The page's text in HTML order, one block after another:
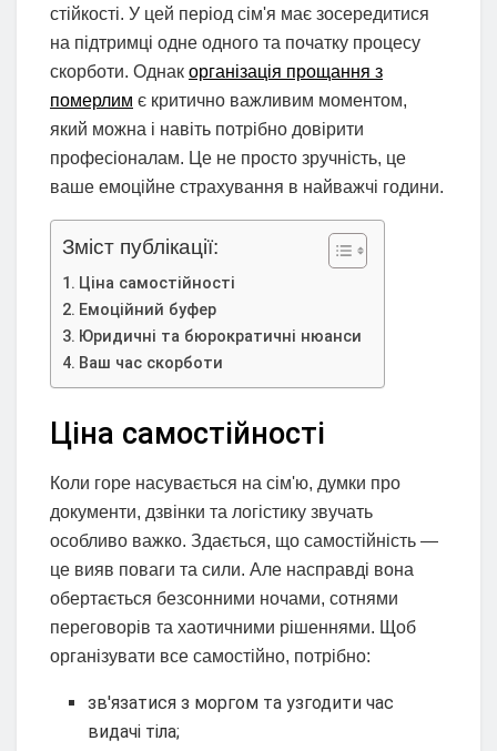
стійкості. У цей період сім'я має зосередитися
на підтримці одне одного та початку процесу
скорботи. Однак організація прощання з
померлим є критично важливим моментом,
який можна і навіть потрібно довірити
професіоналам. Це не просто зручність, це
ваше емоційне страхування в найважчі години.
Зміст публікації:
Ціна самостійності
Емоційний буфер
Юридичні та бюрократичні нюанси
Ваш час скорботи
Ціна самостійності
Коли горе насувається на сім'ю, думки про
документи, дзвінки та логістику звучать
особливо важко. Здається, що самостійність —
це вияв поваги та сили. Але насправді вона
обертається безсонними ночами, сотнями
переговорів та хаотичними рішеннями. Щоб
організувати все самостійно, потрібно:
зв'язатися з моргом та узгодити час
видачі тіла;